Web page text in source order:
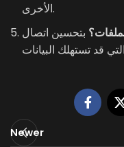
الأخرى.
بتحسين اتصال
Newer